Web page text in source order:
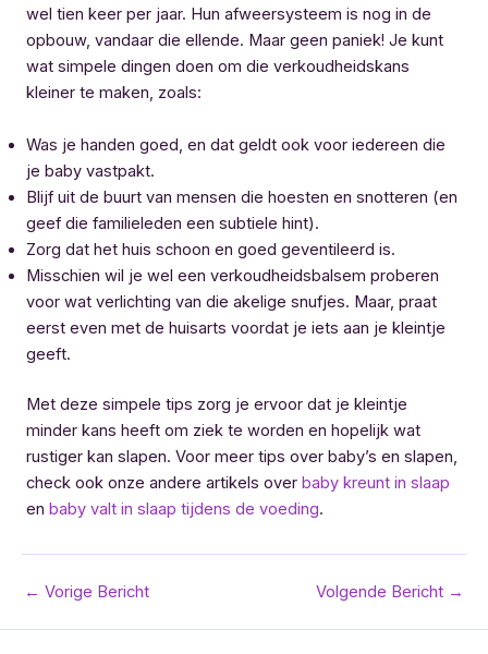
wel tien keer per jaar. Hun afweersysteem is nog in de
opbouw, vandaar die ellende. Maar geen paniek! Je kunt
wat simpele dingen doen om die verkoudheidskans
kleiner te maken, zoals:
Was je handen goed, en dat geldt ook voor iedereen die
je baby vastpakt.
Blijf uit de buurt van mensen die hoesten en snotteren (en
geef die familieleden een subtiele hint).
Zorg dat het huis schoon en goed geventileerd is.
Misschien wil je wel een verkoudheidsbalsem proberen
voor wat verlichting van die akelige snufjes. Maar, praat
eerst even met de huisarts voordat je iets aan je kleintje
geeft.
Met deze simpele tips zorg je ervoor dat je kleintje
minder kans heeft om ziek te worden en hopelijk wat
rustiger kan slapen. Voor meer tips over baby’s en slapen,
check ook onze andere artikels over baby kreunt in slaap
en baby valt in slaap tijdens de voeding.
Bericht
← Vorige Bericht Volgende Bericht →